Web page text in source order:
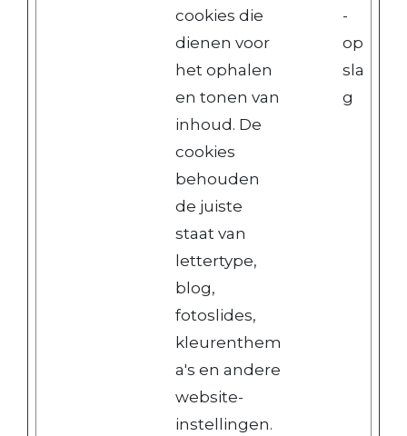
cookies die
dienen voor
het ophalen
en tonen van
inhoud. De
cookies
behouden
de juiste
staat van
lettertype,
blog,
fotoslides,
kleurenthem
a's en andere
website-
instellingen.
-
op
sla
g